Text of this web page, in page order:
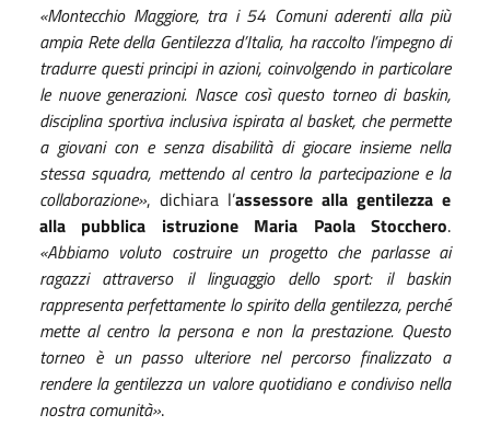
«Montecchio Maggiore, tra i 54 Comuni aderenti alla più
ampia Rete della Gentilezza d’Italia, ha raccolto l’impegno di
tradurre questi principi in azioni, coinvolgendo in particolare
le nuove generazioni. Nasce così questo torneo di baskin,
disciplina sportiva inclusiva ispirata al basket, che permette
a giovani con e senza disabilità di giocare insieme nella
stessa squadra, mettendo al centro la partecipazione e la
collaborazione», dichiara l’assessore alla gentilezza e
alla pubblica istruzione Maria Paola Stocchero.
«Abbiamo voluto costruire un progetto che parlasse ai
ragazzi attraverso il linguaggio dello sport: il baskin
rappresenta perfettamente lo spirito della gentilezza, perché
mette al centro la persona e non la prestazione. Questo
torneo è un passo ulteriore nel percorso finalizzato a
rendere la gentilezza un valore quotidiano e condiviso nella
nostra comunità».